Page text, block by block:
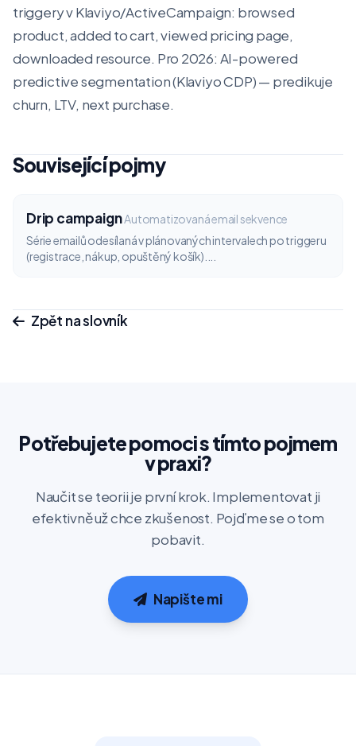
triggery v Klaviyo/ActiveCampaign: browsed
product, added to cart, viewed pricing page,
downloaded resource. Pro 2026: AI-powered
predictive segmentation (Klaviyo CDP) — predikuje
churn, LTV, next purchase.
Související pojmy
Drip campaignAutomatizovaná email sekvence
Série emailů odesílaná v plánovaných intervalech po triggeru
(registrace, nákup, opuštěný košík)....
Zpět na slovník
Potřebujete pomoci s tímto pojmem
v praxi?
Naučit se teorii je první krok. Implementovat ji
efektivně už chce zkušenost. Pojďme se o tom
pobavit.
Napište mi